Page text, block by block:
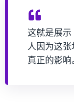
这就是展
人因为这
真正的影响